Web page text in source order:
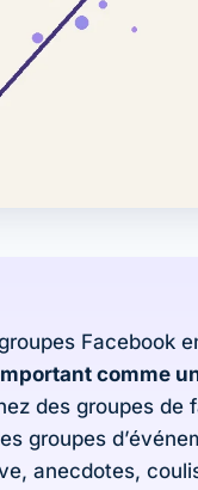
Facebook
comme
des groupes de
groupes
anecdotes,